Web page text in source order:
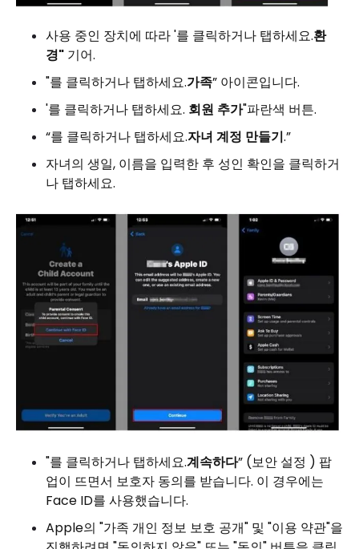
사용 중인 장치에 따라 '를 클릭하거나 탭하세요.환
경" 기어.
"를 클릭하거나 탭하세요.가족” 아이콘입니다.
'를 클릭하거나 탭하세요. 회원 추가"파란색 버튼.
“를 클릭하거나 탭하세요.자녀 계정 만들기.”
자녀의 생일, 이름을 입력한 후 성인 확인을 클릭하거
나 탭하세요.
"를 클릭하거나 탭하세요.계속하다” (보안 설정 ) 팝
업이 뜨면서 보호자 동의를 받습니다. 이 경우에는
Face ID를 사용했습니다.
Apple의 "가족 개인 정보 보호 공개" 및 "이용 약관"을